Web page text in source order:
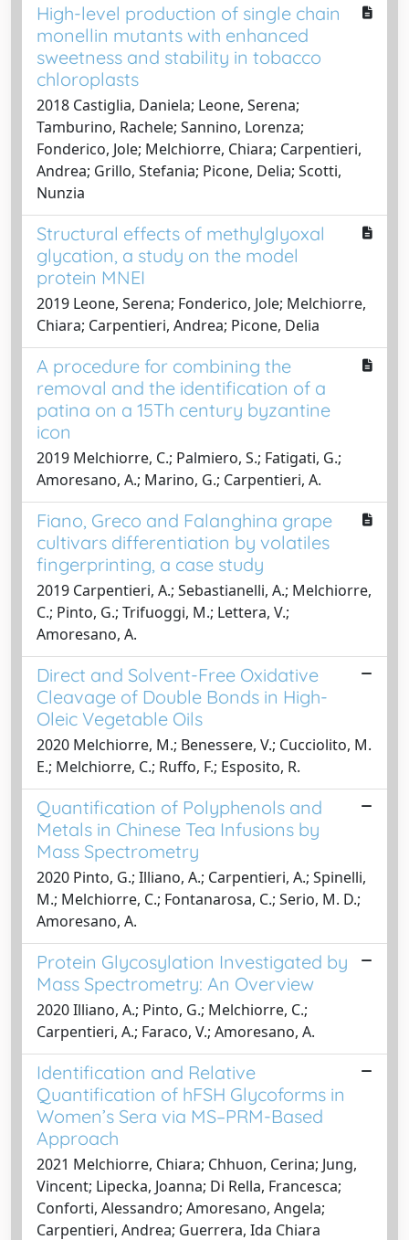
High-level production of single chain
monellin mutants with enhanced
sweetness and stability in tobacco
chloroplasts
2018 Castiglia, Daniela; Leone, Serena;
Tamburino, Rachele; Sannino, Lorenza;
Fonderico, Jole; Melchiorre, Chiara; Carpentieri,
Andrea; Grillo, Stefania; Picone, Delia; Scotti,
Nunzia
Structural effects of methylglyoxal
glycation, a study on the model
protein MNEI
2019 Leone, Serena; Fonderico, Jole; Melchiorre,
Chiara; Carpentieri, Andrea; Picone, Delia
A procedure for combining the
removal and the identification of a
patina on a 15Th century byzantine
icon
2019 Melchiorre, C.; Palmiero, S.; Fatigati, G.;
Amoresano, A.; Marino, G.; Carpentieri, A.
Fiano, Greco and Falanghina grape
cultivars differentiation by volatiles
fingerprinting, a case study
2019 Carpentieri, A.; Sebastianelli, A.; Melchiorre,
C.; Pinto, G.; Trifuoggi, M.; Lettera, V.;
Amoresano, A.
Direct and Solvent-Free Oxidative
Cleavage of Double Bonds in High-
Oleic Vegetable Oils
2020 Melchiorre, M.; Benessere, V.; Cucciolito, M.
E.; Melchiorre, C.; Ruffo, F.; Esposito, R.
Quantification of Polyphenols and
Metals in Chinese Tea Infusions by
Mass Spectrometry
2020 Pinto, G.; Illiano, A.; Carpentieri, A.; Spinelli,
M.; Melchiorre, C.; Fontanarosa, C.; Serio, M. D.;
Amoresano, A.
Protein Glycosylation Investigated by
Mass Spectrometry: An Overview
2020 Illiano, A.; Pinto, G.; Melchiorre, C.;
Carpentieri, A.; Faraco, V.; Amoresano, A.
Identification and Relative
Quantification of hFSH Glycoforms in
Women’s Sera via MS–PRM-Based
Approach
2021 Melchiorre, Chiara; Chhuon, Cerina; Jung,
Vincent; Lipecka, Joanna; Di Rella, Francesca;
Conforti, Alessandro; Amoresano, Angela;
Carpentieri, Andrea; Guerrera, Ida Chiara